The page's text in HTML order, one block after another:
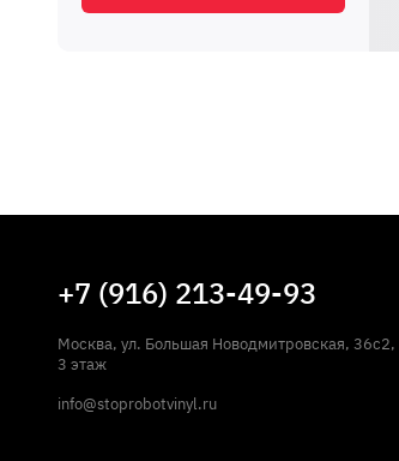
+7 (916) 213-49-93
Москва, ул. Большая Новодмитровская, 36с2,
3 этаж
info@stoprobotvinyl.ru